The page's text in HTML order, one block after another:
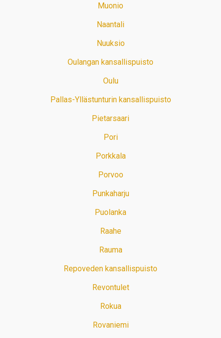
Muonio
Naantali
Nuuksio
Oulangan kansallispuisto
Oulu
Pallas-Yllästunturin kansallispuisto
Pietarsaari
Pori
Porkkala
Porvoo
Punkaharju
Puolanka
Raahe
Rauma
Repoveden kansallispuisto
Revontulet
Rokua
Rovaniemi